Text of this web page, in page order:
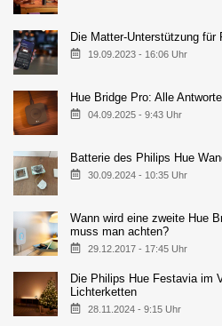
Die Matter-Unterstützung für
19.09.2023 - 16:06 Uhr
Hue Bridge Pro: Alle
04.09.2025 - 9:43 Uhr
Batterie des Philips Hue
30.09.2024 - 10:35 Uhr
Wann wird eine zweite Hue
muss man achten?
29.12.2017 - 17:45 Uhr
Die Philips Hue Festavia im
Lichterketten
28.11.2024 - 9:15 Uhr